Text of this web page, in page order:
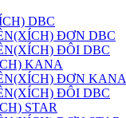
DBC
ĐƠN DBC
ĐÔI DBC
KANA
ĐƠN KANA
ĐÔI DBC
STAR